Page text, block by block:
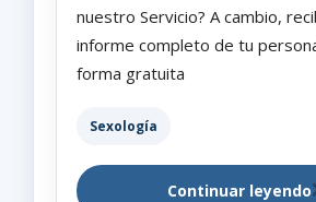
nuestro Servicio? A cambio,
informe completo de tu
forma gratuita
Sexología
Continuar leyendo